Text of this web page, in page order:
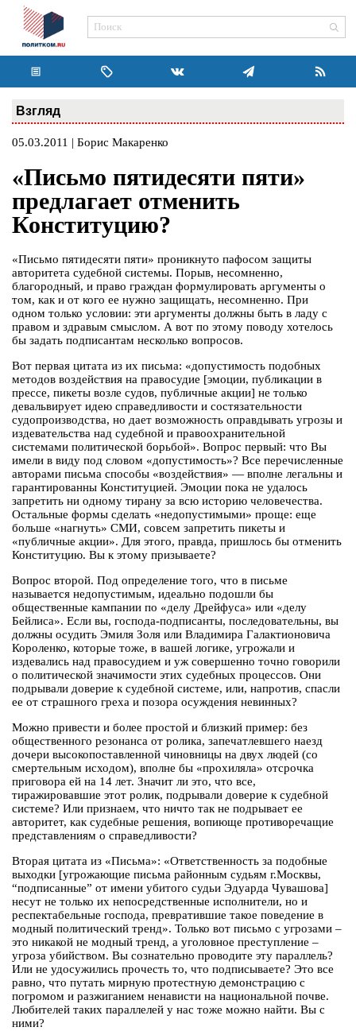
Взгляд
05.03.2011 | Борис Макаренко
«Письмо пятидесяти пяти»
предлагает отменить
Конституцию?
«Письмо пятидесяти пяти» проникнуто пафосом защиты
авторитета судебной системы. Порыв, несомненно,
благородный, и право граждан формулировать аргументы о
том, как и от кого ее нужно защищать, несомненно. При
одном только условии: эти аргументы должны быть в ладу с
правом и здравым смыслом. А вот по этому поводу хотелось
бы задать подписантам несколько вопросов.
Вот первая цитата из их письма: «допустимость подобных
методов воздействия на правосудие [эмоции, публикации в
прессе, пикеты возле судов, публичные акции] не только
девальвирует идею справедливости и состязательности
судопроизводства, но дает возможность оправдывать угрозы и
издевательства над судебной и правоохранительной
системами политической борьбой». Вопрос первый: что Вы
имели в виду под словом «допустимость»? Все перечисленные
авторами письма способы «воздействия» — вполне легальны и
гарантированны Конституцией. Эмоции пока не удалось
запретить ни одному тирану за всю историю человечества.
Остальные формы сделать «недопустимыми» проще: еще
больше «нагнуть» СМИ, совсем запретить пикеты и
«публичные акции». Для этого, правда, пришлось бы отменить
Конституцию. Вы к этому призываете?
Вопрос второй. Под определение того, что в письме
называется недопустимым, идеально подошли бы
общественные кампании по «делу Дрейфуса» или «делу
Бейлиса». Если вы, господа-подписанты, последовательны, вы
должны осудить Эмиля Золя или Владимира Галактионовича
Короленко, которые тоже, в вашей логике, угрожали и
издевались над правосудием и уж совершенно точно говорили
о политической значимости этих судебных процессов. Они
подрывали доверие к судебной системе, или, напротив, спасли
ее от страшного греха и позора осуждения невинных?
Можно привести и более простой и близкий пример: без
общественного резонанса от ролика, запечатлевшего наезд
дочери высокопоставленной чиновницы на двух людей (со
смертельным исходом), вполне бы «прохиляла» отсрочка
приговора ей на 14 лет. Значит ли это, что все,
тиражировавшие этот ролик, подрывали доверие к судебной
системе? Или признаем, что ничто так не подрывает ее
авторитет, как судебные решения, вопиюще противоречащие
представлениям о справедливости?
Вторая цитата из «Письма»: «Ответственность за подобные
выходки [угрожающие письма районным судьям г.Москвы,
“подписанные” от имени убитого судьи Эдуарда Чувашова]
несут не только их непосредственные исполнители, но и
респектабельные господа, превратившие такое поведение в
модный политический тренд». Только вот письмо с угрозами –
это никакой не модный тренд, а уголовное преступление –
угроза убийством. Вы сознательно проводите эту параллель?
Или не удосужились прочесть то, что подписываете? Это все
равно, что путать мирную протестную демонстрацию с
погромом и разжиганием ненависти на национальной почве.
Любителей таких параллелей у нас тоже можно найти. Вы с
ними?